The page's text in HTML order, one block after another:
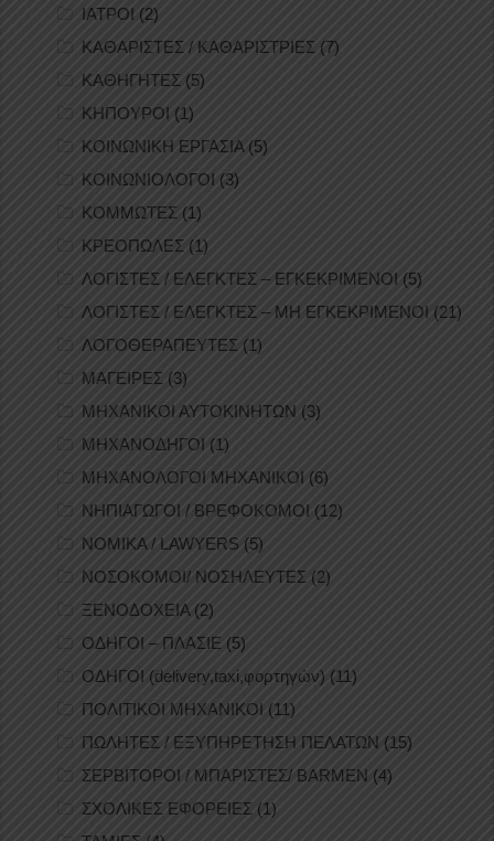
ΙΑΤΡΟΙ (2)
ΚΑΘΑΡΙΣΤΕΣ / ΚΑΘΑΡΙΣΤΡΙΕΣ (7)
ΚΑΘΗΓΗΤΕΣ (5)
ΚΗΠΟΥΡΟΙ (1)
ΚΟΙΝΩΝΙΚΗ ΕΡΓΑΣΙΑ(5)
ΚΟΙΝΩΝΙΟΛΟΓΟΙ (3)
ΚΟΜΜΩΤΕΣ (1)
ΚΡΕΟΠΩΛΕΣ (1)
ΛΟΓΙΣΤΕΣ / ΕΛΕΓΚΤΕΣ – ΕΓΚΕΚΡΙΜΕΝΟΙ (5)
ΛΟΓΙΣΤΕΣ / ΕΛΕΓΚΤΕΣ – ΜΗ ΕΓΚΕΚΡΙΜΕΝΟΙ (21)
ΛΟΓΟΘΕΡΑΠΕΥΤΕΣ (1)
ΜΑΓΕΙΡΕΣ (3)
ΜΗΧΑΝΙΚΟΙ ΑΥΤΟΚΙΝΗΤΩΝ (3)
ΜΗΧΑΝΟΔΗΓΟΙ (1)
ΜΗΧΑΝΟΛΟΓΟΙ ΜΗΧΑΝΙΚΟΙ (6)
ΝΗΠΙΑΓΩΓΟΙ / ΒΡΕΦΟΚΟΜΟΙ (12)
ΝΟΜΙΚΑ / LAWYERS (5)
ΝΟΣΟΚΟΜΟΙ/ ΝΟΣΗΛΕΥΤΕΣ (2)
ΞΕΝΟΔΟΧΕΙΑ(2)
ΟΔΗΓΟΙ – ΠΛΑΣΙΕ (5)
ΟΔΗΓΟΙ (delivery,taxi,φορτηγών) (11)
ΠΟΛΙΤΙΚΟΙ ΜΗΧΑΝΙΚΟΙ (11)
ΠΩΛΗΤΕΣ / ΕΞΥΠΗΡΕΤΗΣΗ ΠΕΛΑΤΩΝ (15)
ΣΕΡΒΙΤΟΡΟΙ / ΜΠΑΡΙΣΤΕΣ/ BARMEN (4)
ΣΧΟΛΙΚΕΣ ΕΦΟΡΕΙΕΣ (1)